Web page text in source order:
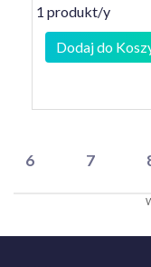
1 produkt/y
Dodaj do
6 7